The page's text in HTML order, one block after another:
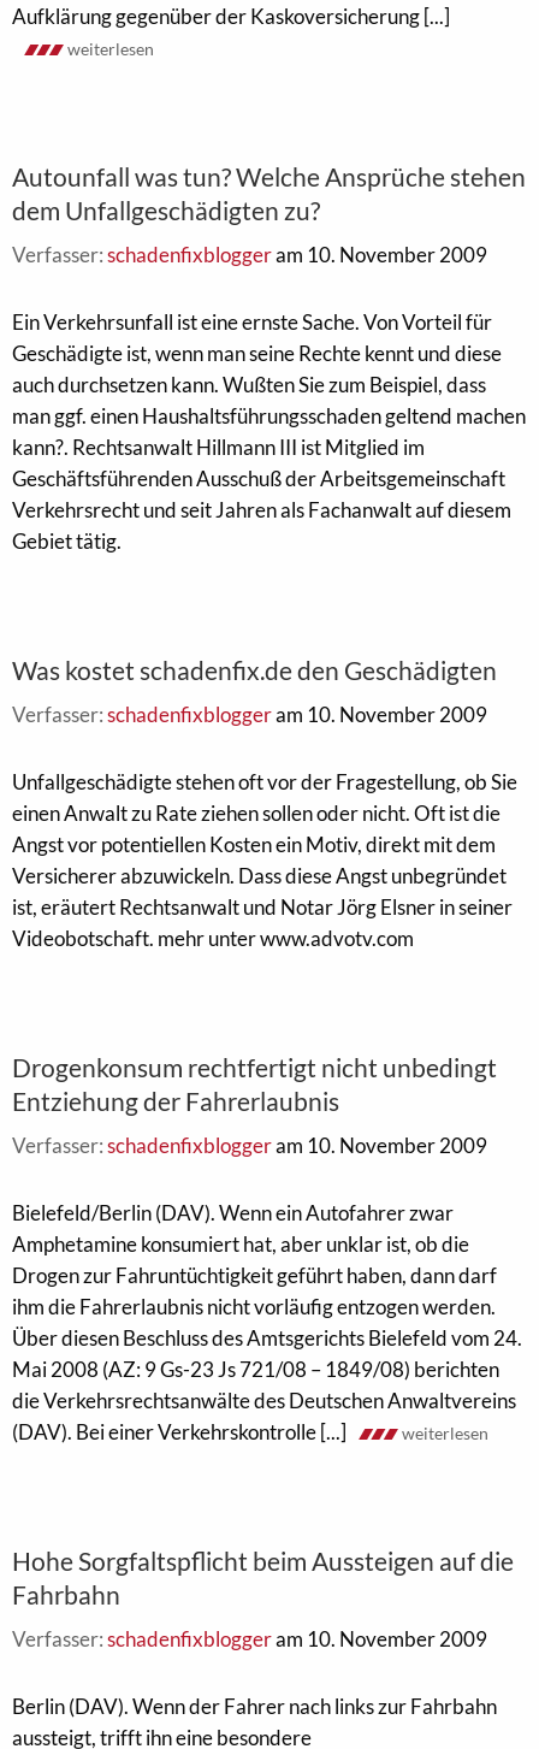
Aufklärung gegenüber der Kaskoversicherung [...]
weiterlesen
Autounfall was tun? Welche Ansprüche stehen
dem Unfallgeschädigten zu?
Verfasser:schadenfixbloggeram 10. November 2009
Ein Verkehrsunfall ist eine ernste Sache. Von Vorteil für
Geschädigte ist, wenn man seine Rechte kennt und diese
auch durchsetzen kann. Wußten Sie zum Beispiel, dass
man ggf. einen Haushaltsführungsschaden geltend machen
kann?. Rechtsanwalt Hillmann III ist Mitglied im
Geschäftsführenden Ausschuß der Arbeitsgemeinschaft
Verkehrsrecht und seit Jahren als Fachanwalt auf diesem
Gebiet tätig.
Was kostet schadenfix.de den Geschädigten
Verfasser:schadenfixbloggeram 10. November 2009
Unfallgeschädigte stehen oft vor der Fragestellung, ob Sie
einen Anwalt zu Rate ziehen sollen oder nicht. Oft ist die
Angst vor potentiellen Kosten ein Motiv, direkt mit dem
Versicherer abzuwickeln. Dass diese Angst unbegründet
ist, eräutert Rechtsanwalt und Notar Jörg Elsner in seiner
Videobotschaft. mehr unter www.advotv.com
Drogenkonsum rechtfertigt nicht unbedingt
Entziehung der Fahrerlaubnis
Verfasser:schadenfixbloggeram 10. November 2009
Bielefeld/Berlin (DAV). Wenn ein Autofahrer zwar
Amphetamine konsumiert hat, aber unklar ist, ob die
Drogen zur Fahruntüchtigkeit geführt haben, dann darf
ihm die Fahrerlaubnis nicht vorläufig entzogen werden.
Über diesen Beschluss des Amtsgerichts Bielefeld vom 24.
Mai 2008 (AZ: 9 Gs-23 Js 721/08 – 1849/08) berichten
die Verkehrsrechtsanwälte des Deutschen Anwaltvereins
(DAV). Bei einer Verkehrskontrolle [...]
weiterlesen
Hohe Sorgfaltspflicht beim Aussteigen auf die
Fahrbahn
Verfasser:schadenfixbloggeram 10. November 2009
Berlin (DAV). Wenn der Fahrer nach links zur Fahrbahn
aussteigt, trifft ihn eine besondere